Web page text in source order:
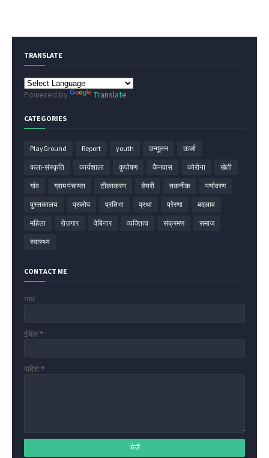
TRANSLATE
Powered by Translate
CATEGORIES
PlayGround Report youth उन्मूलन ऊर्जा
कला-संस्कृति कार्यशाला कुपोषण कैनवास कोरोना खेती
गांव ग्राम पंचायत टीकाकरण डेयरी तकनीक पर्यावरण
पुस्तकालय प्रकोप प्रतिभा प्रथा प्रेरणा बदलाव
महिला रोज़गार वेबिनार व्यक्तित्व संक्रमण समाज
स्वास्थ्य
CONTACT ME
नाम
ईमेल *
संदेश *